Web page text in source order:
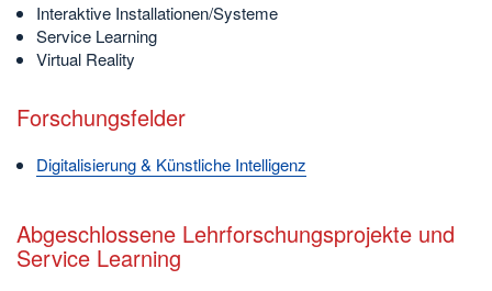
Interaktive Installationen/Systeme
Service Learning
Virtual Reality
Forschungsfelder
Digitalisierung & Künstliche Intelligenz
Abgeschlossene Lehrforschungsprojekte und
Service Learning